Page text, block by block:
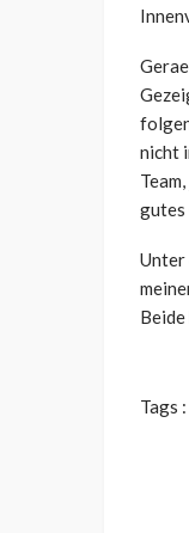
nicht
gutes
Unter
Tags :